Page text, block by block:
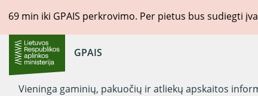
69 min iki GPAIS perkrovimo. Per pietus bus sudiegti
GPAIS
Vieninga gaminių, pakuočių ir atliekų apskaitos